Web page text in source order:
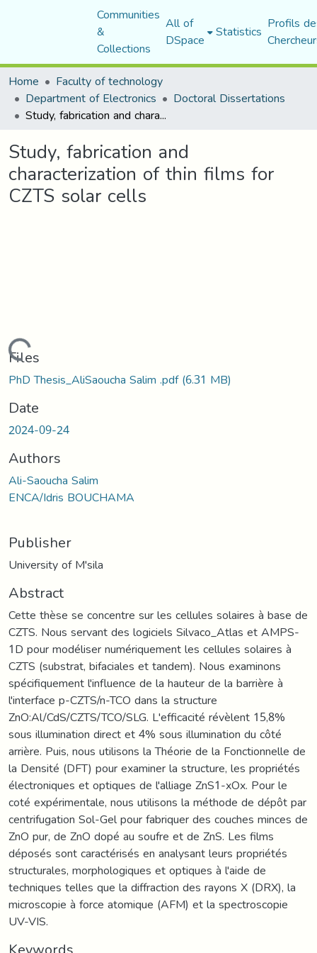
Communities
&
Collections
All of
DSpace Statistics Profils
Home
Faculty of technology
Department of Electronics Doctoral Dissertations
Study, fabrication and characterization of thin films for CZTS solar cells
Study, fabrication and
characterization of thin films for
CZTS solar cells
Loading...
Files
PhD Thesis_AliSaoucha Salim .pdf(6.31 MB)
Date
2024-09-24
Authors
Ali-Saoucha Salim
ENCA/Idris BOUCHAMA
Publisher
University of M'sila
Abstract
Cette thèse se concentre sur les cellules solaires à base de
CZTS. Nous servant des logiciels Silvaco_Atlas et AMPS-
1D pour modéliser numériquement les cellules solaires à
CZTS (substrat, bifaciales et tandem). Nous examinons
spécifiquement l'influence de la hauteur de la barrière à
l'interface p-CZTS/n-TCO dans la structure
ZnO:Al/CdS/CZTS/TCO/SLG. L'efficacité révèlent 15,8%
sous illumination direct et 4% sous illumination du côté
arrière. Puis, nous utilisons la Théorie de la Fonctionnelle de
la Densité (DFT) pour examiner la structure, les propriétés
électroniques et optiques de l'alliage ZnS1-xOx. Pour le
coté expérimentale, nous utilisons la méthode de dépôt par
centrifugation Sol-Gel pour fabriquer des couches minces de
ZnO pur, de ZnO dopé au soufre et de ZnS. Les films
déposés sont caractérisés en analysant leurs propriétés
structurales, morphologiques et optiques à l'aide de
techniques telles que la diffraction des rayons X (DRX), la
microscopie à force atomique (AFM) et la spectroscopie
UV-VIS.